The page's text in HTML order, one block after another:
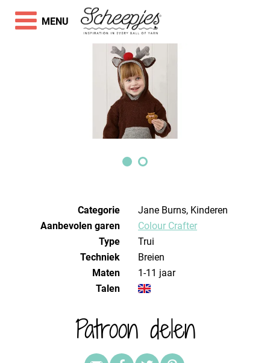
Categorie
Jane Burns, Kinderen
Aanbevolen garen
Colour Crafter
Type
Trui
Techniek
breien
Maten
1-11 jaar
Talen
Patroon delen
MENU